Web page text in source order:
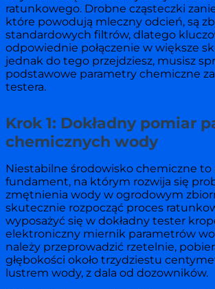
ratunkowego. Drobne cząsteczki
które powodują mleczny odcień, są
standardowych filtrów, dlatego
odpowiednie połączenie w większe
jednak do tego przejdziesz, musisz
podstawowe parametry chemiczne
testera.
Krok 1: Dokładny pomiar
chemicznych wody
Niestabilne środowisko chemiczne to
fundament, na którym rozwija się
zmętnienia wody w ogrodowym
skutecznie rozpocząć proces
wyposażyć się w dokładny tester
elektroniczny miernik parametrów
należy przeprowadzić rzetelnie,
głębokości około trzydziestu
lustrem wody, z dala od dozowników.